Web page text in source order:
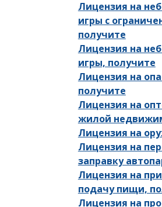
Лицензия на
игры с
получите
Лицензия на
игры, получите
Лицензия на
получите
Лицензия на
жилой
Лицензия на
Лицензия на
заправку
Лицензия на
подачу пищи,
Лицензия на